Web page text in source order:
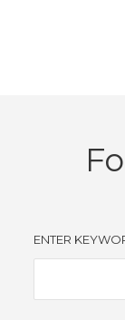
ENTER